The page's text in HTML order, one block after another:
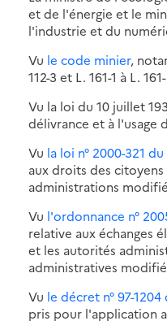
et de l'énergie et le
l'industrie et du
Vu le code minier,
112-3 et L. 161-1 à L.
Vu la loi du 10 juillet
délivrance et à l'usage
Vu la loi n° 2000-321
aux droits des
administrations
Vu l'ordonnance n°
relative aux échanges
et les autorités
administratives
Vu le décret n° 97-
pris pour l'application